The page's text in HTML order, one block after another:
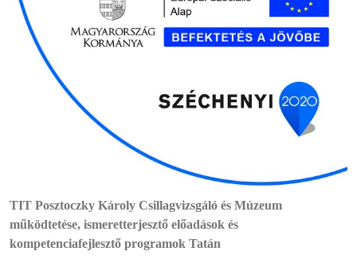
TIT Posztoczky Károly Csillagvizsgáló és Múzeum
működtetése, ismeretterjesztő előadások és
kompetenciafejlesztő programok Tatán